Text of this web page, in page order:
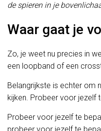
de spieren in je
Waar gaat je
Zo, je weet nu precies in
een loopband of een
Belangrijkste is echter om
kijken. Probeer voor jezelf
Probeer voor jezelf te